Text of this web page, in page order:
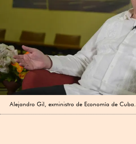
Alejandro Gil, exministro de Economía de Cuba.